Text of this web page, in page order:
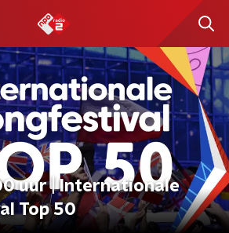
uur | Internationale
Top 50